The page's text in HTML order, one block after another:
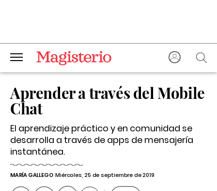
Aprender a través del Mobile
Chat
El aprendizaje práctico y en comunidad se
desarrolla a través de apps de mensajería
instantánea.
MARÍA GALLEGO Miércoles, 25 de septiembre de 2019